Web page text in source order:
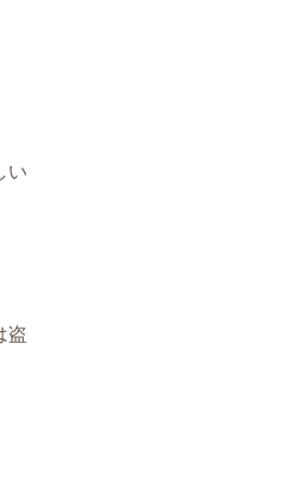
い
盗